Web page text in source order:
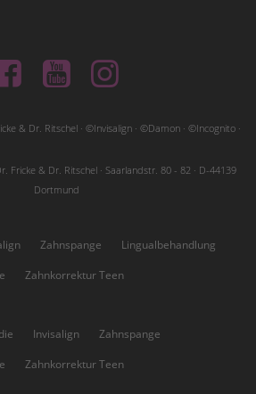
& Dr. Ritschel · ©Invisalign · ©Damon · ©Incognito ·
Fricke & Dr. Ritschel · Saarlandstr. 80 - 82 · D-44139
Dortmund
Zahnspange
Lingualbehandlung
Zahnkorrektur Teen
Invisalign
Zahnspange
Zahnkorrektur Teen